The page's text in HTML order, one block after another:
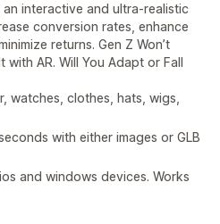
interactive and ultra-realistic
conversion rates, enhance
returns. Gen Z Won’t
AR. Will You Adapt or Fall
watches, clothes, hats, wigs,
with either images or GLB
and windows devices. Works